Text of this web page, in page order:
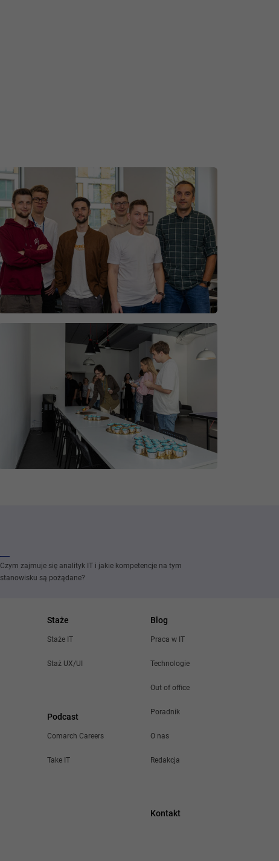
Czym zajmuje się analityk IT i jakie kompetencje na tym
stanowisku są pożądane?
Staże
Staże IT
Staż UX/UI
Podcast
Comarch Careers
Take IT
Blog
Praca w IT
Technologie
Out of office
Poradnik
O nas
Redakcja
Kontakt